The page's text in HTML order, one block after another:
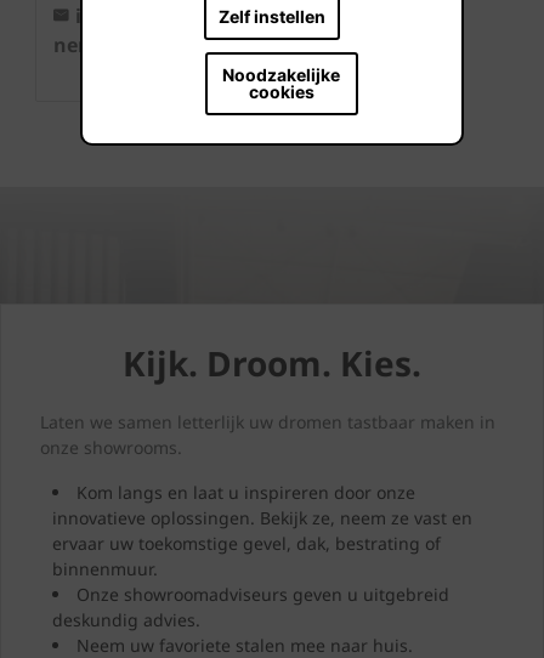
Zelf instellen
Noodzakelijke
cookies
info@wie
nerberger.b
Kijk. Droom. Kies.
Laten we samen letterlijk uw dromen tastbaar maken in
onze showrooms.
Kom langs en laat u inspireren door onze
innovatieve oplossingen. Bekijk ze, neem ze vast en
ervaar uw toekomstige gevel, dak, bestrating of
binnenmuur.
Onze showroomadviseurs geven u uitgebreid
deskundig advies.
Neem uw favoriete stalen mee naar huis.